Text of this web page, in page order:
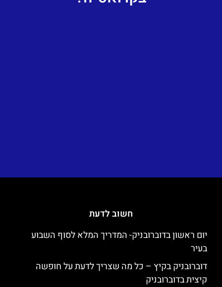
חשוב לדעת
יום ראשון בדוברובניק- המדריך המלא לסוף השבוע
בעיר
דוברובניק בקיץ – כל מה שצריך לדעת על חופשה
קיצית בדוברובניק